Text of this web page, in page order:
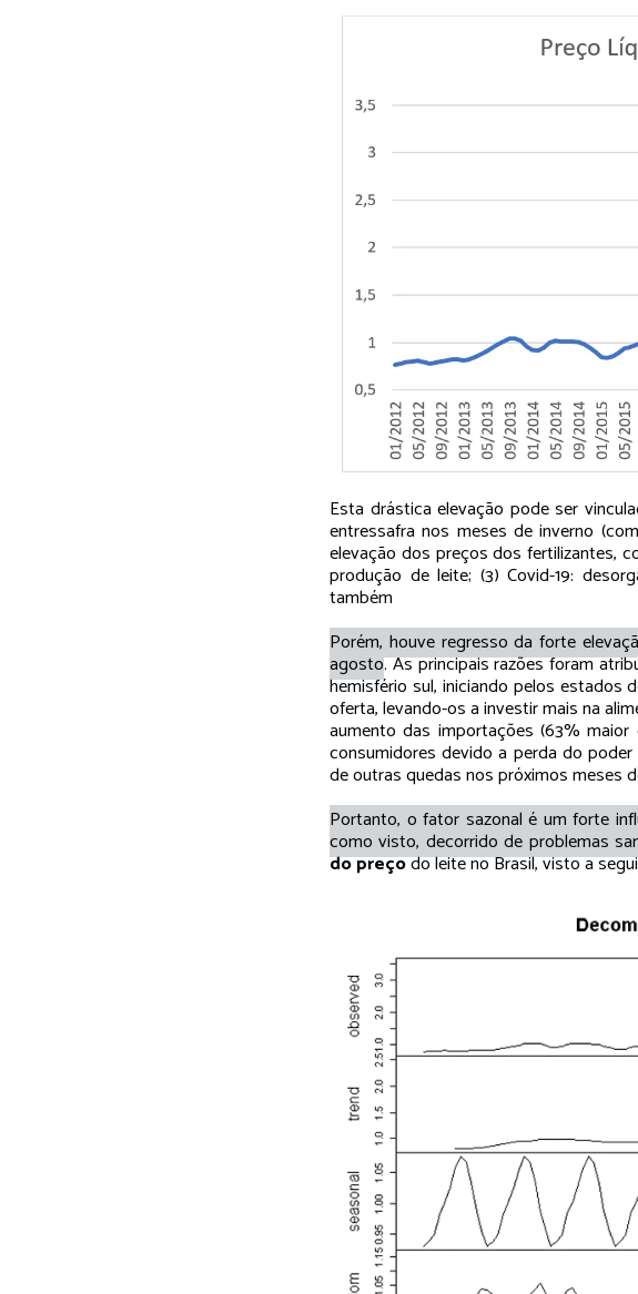
Esta drástica elevação pode ser
entressafra nos meses de inverno
elevação dos preços dos fertilizantes,
produção de leite; (3) Covid-19:
também
Porém, houve regresso da forte
agosto. As principais razões foram
hemisfério sul, iniciando pelos estados
oferta, levando-os a investir mais na
aumento das importações (63%
consumidores devido a perda do
de outras quedas nos próximos meses
Portanto, o fator sazonal é um forte
como visto, decorrido de problemas
do preçodo leite no Brasil, visto a